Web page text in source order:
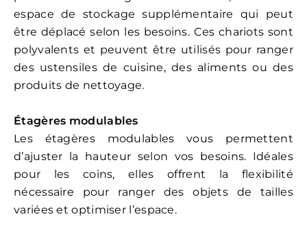
espace de stockage supplémentaire qui peut
être déplacé selon les besoins. Ces chariots sont
polyvalents et peuvent être utilisés pour ranger
des ustensiles de cuisine, des aliments ou des
produits de nettoyage.
Étagères modulables
Les étagères modulables vous permettent
d’ajuster la hauteur selon vos besoins. Idéales
pour les coins, elles offrent la flexibilité
nécessaire pour ranger des objets de tailles
variées et optimiser l’espace.